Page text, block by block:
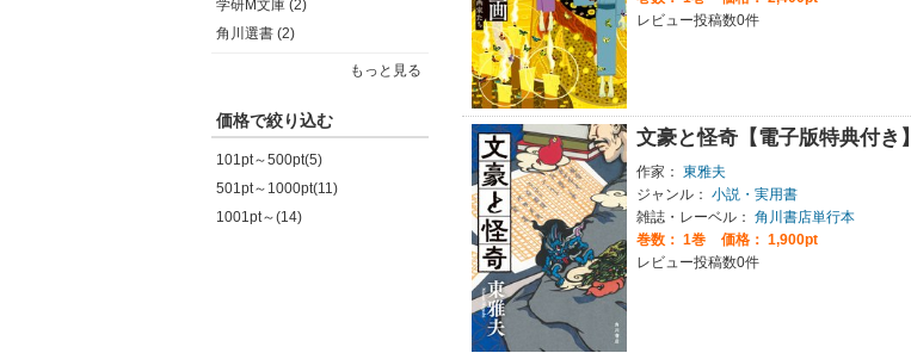
学研M文庫 (2)
角川選書 (2)
もっと見る
価格で絞り込む
101pt～500pt(5)
501pt～1000pt(11)
1001pt～(14)
レビュー投稿数0件
文豪と怪奇【電子版特典付き】
作家： 東雅夫
ジャンル： 小説・実用書
雑誌・レーベル： 角川書店単行本
巻数： 1巻
価格： 1,900pt
レビュー投稿数0件